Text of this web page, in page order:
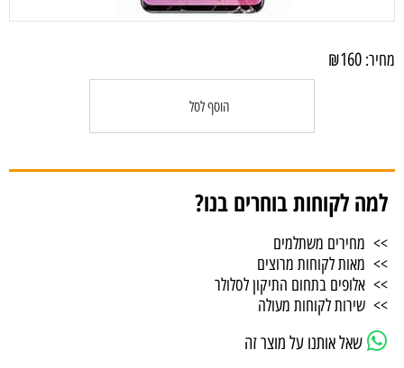
מחיר: ₪160
הוסף לסל
למה לקוחות בוחרים בנו?
>> מחירים משתלמים
>> מאות לקוחות מרוצים
>> אלופים בתחום התיקון לסלולר
>> שירות לקוחות מעולה
שאל אותנו על מוצר זה